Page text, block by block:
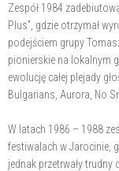
Zespół 1984
Plus”, gdzie otrzymał
podejściem grupy
pionierskie na lokalnym
ewolucję całej plejady
Bulgarians, Aurora, No
W latach 1986 – 1988
festiwalach w Jarocinie,
jednak przetrwały